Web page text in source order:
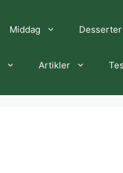
Middag Desserter
Artikler